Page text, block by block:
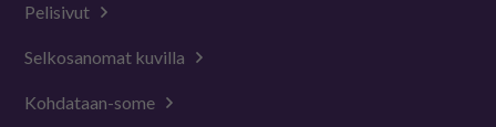
Pelisivut
Selkosanomat kuvilla
Kohdataan-some